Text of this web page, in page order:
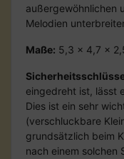
außergewöhnlichen
Melodien
Maße: 5,3 x 4,7 x
eingedreht ist, lässt
Dies ist ein sehr
(verschluckbare
grundsätzlich beim
nach einem solchen